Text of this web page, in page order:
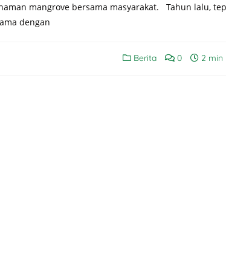
mangrove bersama masyarakat. Tahun lalu,
dengan
Berita 0 2 min